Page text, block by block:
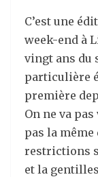
C’est une
week-end à
vingt ans du
particulière
première
On ne va
pas la même
restrictions
et la